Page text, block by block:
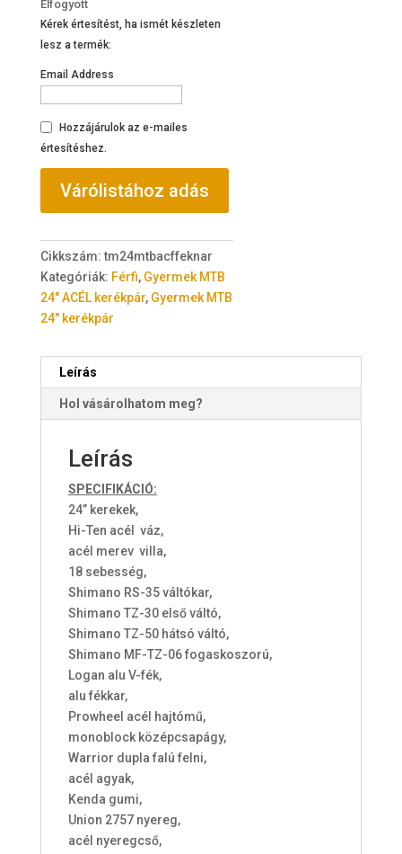
Elfogyott
Kérek értesítést, ha ismét készleten
lesz a termék:
Email Address
Hozzájárulok az e-mailes
értesítéshez.
Cikkszám: tm24mtbacffeknar
Kategóriák: Férfi, Gyermek MTB
24" ACÉL kerékpár, Gyermek MTB
24" kerékpár
Leírás
Hol vásárolhatom meg?
Leírás
SPECIFIKÁCIÓ:
24” kerekek,
Hi-Ten acél váz,
acél merev villa,
18 sebesség,
Shimano RS-35 váltókar,
Shimano TZ-30 első váltó,
Shimano TZ-50 hátsó váltó,
Shimano MF-TZ-06 fogaskoszorú,
Logan alu V-fék,
alu fékkar,
Prowheel acél hajtómű,
monoblock középcsapágy,
Warrior dupla falú felni,
acél agyak,
Kenda gumi,
Union 2757 nyereg,
acél nyeregcső,